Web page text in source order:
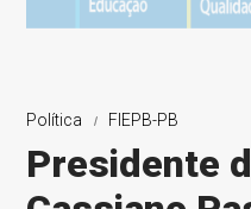
Política FIEPB-PB
Presidente